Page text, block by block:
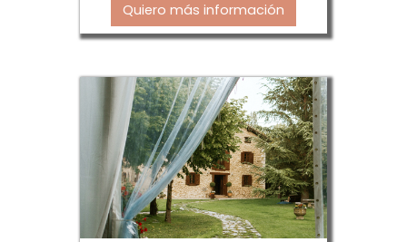
Quiero más información